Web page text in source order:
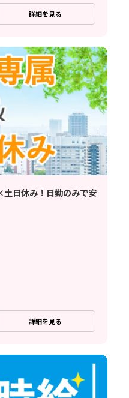
詳細を見る
土日休み！日勤のみで安
詳細を見る